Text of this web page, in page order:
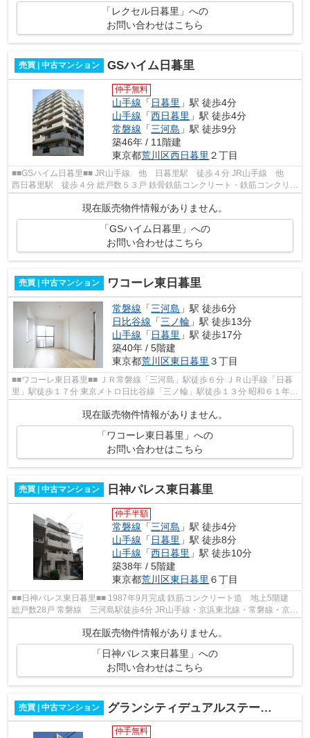
「レクセル日暮里」への
お問い合わせはこちら
売買 | 中古マンション GSハイム日暮里
仲手無料
山手線 「日暮里 」駅 徒歩4分
山手線 「西日暮里 」駅 徒歩4分
常磐線 「三河島 」駅 徒歩9分
築46年 / 11階建
東京都荒川区西日暮里 ２丁目
■■GSハイム日暮里■■ JR山手線 他 日暮里駅 徒歩４分 JR山手線 他
西日暮里駅 徒歩４分 総戸数５３戸 鉄骨鉄筋コンクリート・鉄筋コンクリー
現在販売物件情報がありません。
「GSハイム日暮里」への
お問い合わせはこちら
売買 | 中古マンション ワコーレ東日暮里
常磐線 「三河島 」駅 徒歩6分
日比谷線 「三ノ輪 」駅 徒歩13分
山手線 「 日暮里 」駅 徒歩17分
築40年 / 5階建
東京都荒川区東日暮里 ３丁目
■■ワコーレ東日暮里■■ ＪＲ常磐線「三河島」駅徒歩６分 ＪＲ山手線「日暮
里」駅徒歩１７分 東京メトロ日比谷線「三ノ輪」駅徒歩１３分 昭和６１年７
現在販売物件情報がありません。
「ワコーレ東日暮里」への
お問い合わせはこちら
売買 | 中古マンション 日神パレス東日暮里
仲手半額
常磐線 「三河島 」駅 徒歩4分
山手線 「 日暮里 」駅 徒歩8分
山手線 「西日暮里 」駅 徒歩10分
築38年 / 5階建
東京都荒川区東日暮里 ６丁目
■■日神パレス東日暮里■■ 1987年9月完成 鉄筋コンクリート造 地上5階建
総戸数28戸 常磐線 三河島駅徒歩4分 JR山手線・京浜東北線・常磐線・京成
本線・日暮里舎人ライナー 日暮里...
現在販売物件情報がありません。
「日神パレス東日暮里」への
お問い合わせはこちら
売買 | 中古マンション グランシティデュアルステージラ・ルーチェ
仲手無料